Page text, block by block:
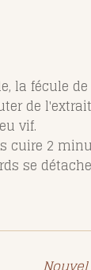
la fécule
de
vif.
2
se